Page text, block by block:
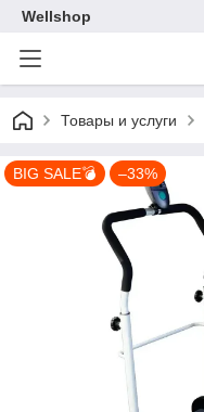
Wellshop
Товары и услуги
BIG SALE💣 –33%